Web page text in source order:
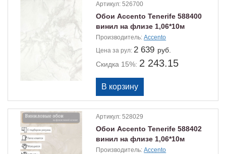
Артикул:526700
Обои Accento Tenerife 588400
винил на флизе 1,06*10м
Производитель:Accento
Цена за рул:2 639 руб.
Скидка 15%: 2 243.15
Артикул:528029
Обои Accento Tenerife 588402
винил на флизе 1,06*10м
Производитель:Accento